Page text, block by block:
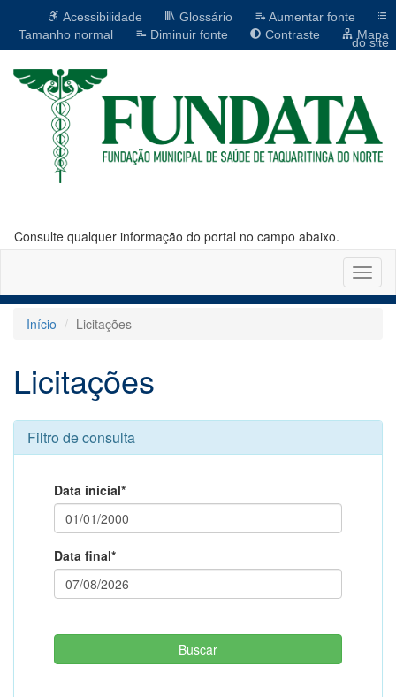
Acessibilidade Glossário
Aumentar fonte
Tamanho normal
Diminuir fonte Contraste Mapa
do site
Consulte qualquer informação do portal no campo abaixo.
Início
Licitações
Licitações
Filtro de consulta
Data inicial*
Data final*